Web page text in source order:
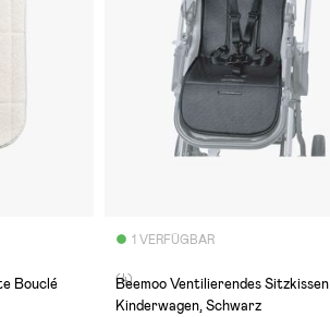
Bouclé
1 VERFÜGBAR
(4)
Beemoo Ventilierendes Sitzkissen
Kinderwagen, Schwarz